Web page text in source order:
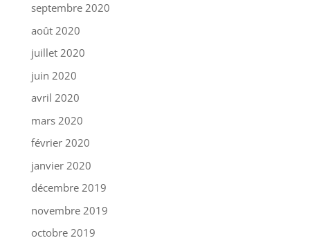
septembre 2020
août 2020
juillet 2020
juin 2020
avril 2020
mars 2020
février 2020
janvier 2020
décembre 2019
novembre 2019
octobre 2019